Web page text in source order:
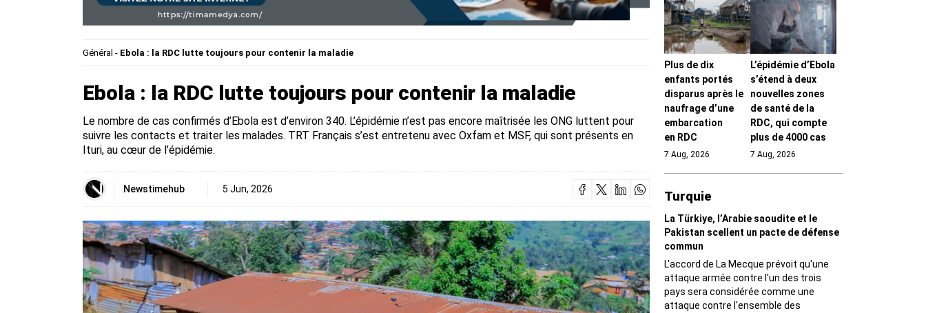
Général - Ebola : la RDC lutte toujours pour contenir la maladie
Ebola : la RDC lutte toujours pour contenir la maladie
Le nombre de cas confirmés d’Ebola est d’environ 340. L’épidémie n’est pas encore maîtrisée les ONG luttent pour
suivre les contacts et traiter les malades. TRT Français s’est entretenu avec Oxfam et MSF, qui sont présents en
Ituri, au cœur de l’épidémie.
Newstimehub 5 Jun, 2026
Plus de dix
enfants portés
disparus après le
naufrage d’une
embarcation
en RDC
7 Aug, 2026
L’épidémie d’Ebola
s’étend à deux
nouvelles zones
de santé de la
RDC, qui compte
plus de 4000 cas
7 Aug, 2026
Turquie
La Türkiye, l’Arabie saoudite et le
Pakistan scellent un pacte de défense
commun
L'accord de La Mecque prévoit qu'une
attaque armée contre l'un des trois
pays sera considérée comme une
attaque contre l'ensemble des